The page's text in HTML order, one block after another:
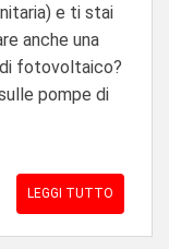
e ti stai
anche una
fotovoltaico?
pompe di
LEGGI TUTTO